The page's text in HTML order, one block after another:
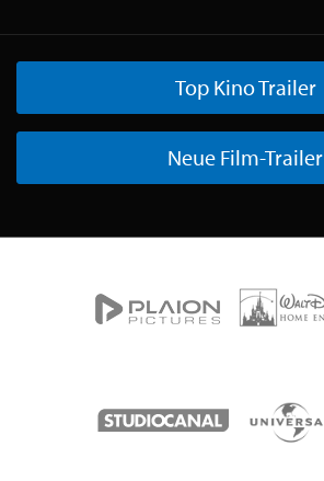
Top Kino Trailer
Neue Film-Trailer